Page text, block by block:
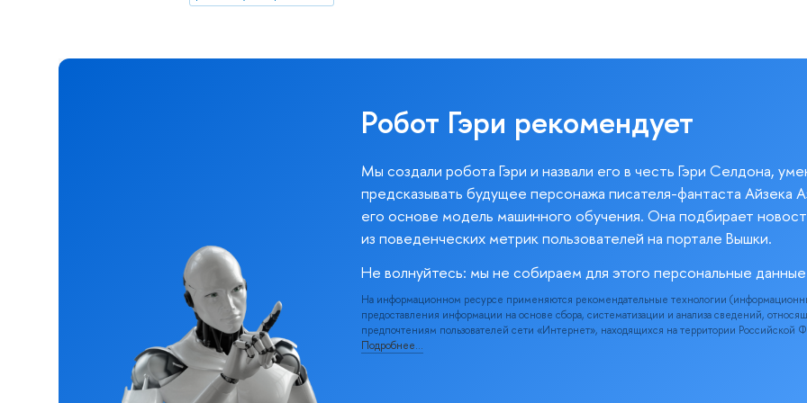
Робот Гэри рекомендует
Мы создали робота Гэри и назвали его в честь Гэри Селдона,
предсказывать будущее персонажа писателя-фантаста Айзека
его основе модель машинного обучения. Она подбирает
из поведенческих метрик пользователей на портале Вышки.
Не волнуйтесь: мы не собираем для этого персональные
На информационном ресурсе применяются рекомендательные технологии
предоставления информации на основе сбора, систематизации и анализа сведений,
предпочтениям пользователей сети «Интернет», находящихся на территории Российской
Подробнее…